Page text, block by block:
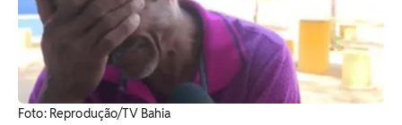
Foto: Reprodução/TV Bahia